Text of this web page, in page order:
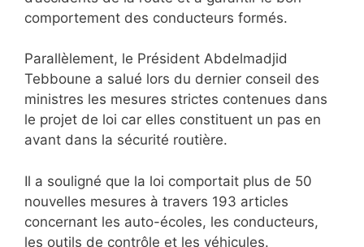
comportement des conducteurs formés.
Parallèlement, le Président Abdelmadjid
Tebboune a salué lors du dernier conseil des
ministres les mesures strictes contenues dans
le projet de loi car elles constituent un pas en
avant dans la sécurité routière.
Il a souligné que la loi comportait plus de 50
nouvelles mesures à travers 193 articles
concernant les auto-écoles, les conducteurs,
les outils de contrôle et les véhicules.